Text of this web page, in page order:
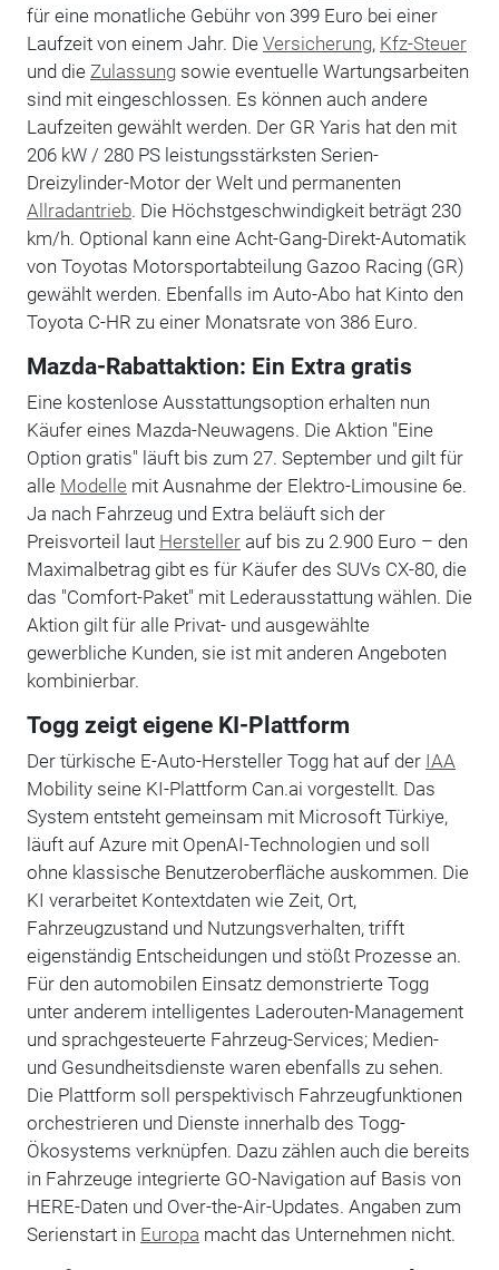
für eine monatliche Gebühr von 399 Euro bei einer
Laufzeit von einem Jahr. Die Versicherung, Kfz-Steuer
und die Zulassungsowie eventuelle Wartungsarbeiten
sind mit eingeschlossen. Es können auch andere
Laufzeiten gewählt werden. Der GR Yaris hat den mit
206 kW / 280 PS leistungsstärksten Serien-
Dreizylinder-Motor der Welt und permanenten
Allradantrieb. Die Höchstgeschwindigkeit beträgt 230
km/h. Optional kann eine Acht-Gang-Direkt-Automatik
von Toyotas Motorsportabteilung Gazoo Racing (GR)
gewählt werden. Ebenfalls im Auto-Abo hat Kinto den
Toyota C-HR zu einer Monatsrate von 386 Euro.
Mazda-Rabattaktion: Ein Extra gratis
Eine kostenlose Ausstattungsoption erhalten nun
Käufer eines Mazda-Neuwagens. Die Aktion "Eine
Option gratis" läuft bis zum 27. September und gilt für
alle Modelle mit Ausnahme der Elektro-Limousine 6e.
Ja nach Fahrzeug und Extra beläuft sich der
Preisvorteil laut Herstellerauf bis zu 2.900 Euro – den
Maximalbetrag gibt es für Käufer des SUVs CX-80, die
das "Comfort-Paket" mit Lederausstattung wählen. Die
Aktion gilt für alle Privat- und ausgewählte
gewerbliche Kunden, sie ist mit anderen Angeboten
kombinierbar.
Togg zeigt eigene KI-Plattform
Der türkische E-Auto-Hersteller Togg hat auf der IAA
Mobility seine KI-Plattform Can.ai vorgestellt. Das
System entsteht gemeinsam mit Microsoft Türkiye,
läuft auf Azure mit OpenAI-Technologien und soll
ohne klassische Benutzeroberfläche auskommen. Die
KI verarbeitet Kontextdaten wie Zeit, Ort,
Fahrzeugzustand und Nutzungsverhalten, trifft
eigenständig Entscheidungen und stößt Prozesse an.
Für den automobilen Einsatz demonstrierte Togg
unter anderem intelligentes Laderouten-Management
und sprachgesteuerte Fahrzeug-Services; Medien-
und Gesundheitsdienste waren ebenfalls zu sehen.
Die Plattform soll perspektivisch Fahrzeugfunktionen
orchestrieren und Dienste innerhalb des Togg-
Ökosystems verknüpfen. Dazu zählen auch die bereits
in Fahrzeuge integrierte GO-Navigation auf Basis von
HERE-Daten und Over-the-Air-Updates. Angaben zum
Serienstart in Europa macht das Unternehmen nicht.